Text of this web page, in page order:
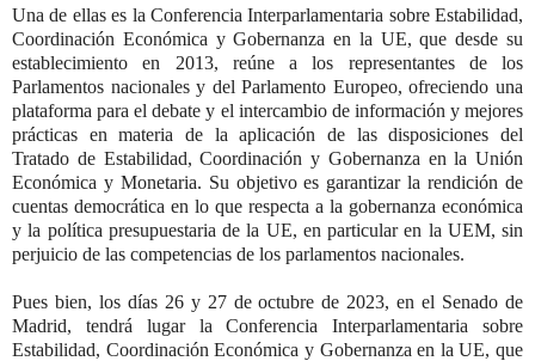
Una de ellas es la Conferencia Interparlamentaria sobre Estabilidad,
Coordinación Económica y Gobernanza en la UE, que desde su
establecimiento en 2013, reúne a los representantes de los
Parlamentos nacionales y del Parlamento Europeo, ofreciendo una
plataforma para el debate y el intercambio de información y mejores
prácticas en materia de la aplicación de las disposiciones del
Tratado de Estabilidad, Coordinación y Gobernanza en la Unión
Económica y Monetaria. Su objetivo es garantizar la rendición de
cuentas democrática en lo que respecta a la gobernanza económica
y la política presupuestaria de la UE, en particular en la UEM, sin
perjuicio de las competencias de los parlamentos nacionales.
Pues bien, los días 26 y 27 de octubre de 2023, en el Senado de
Madrid, tendrá lugar la Conferencia Interparlamentaria sobre
Estabilidad, Coordinación Económica y Gobernanza en la UE, que